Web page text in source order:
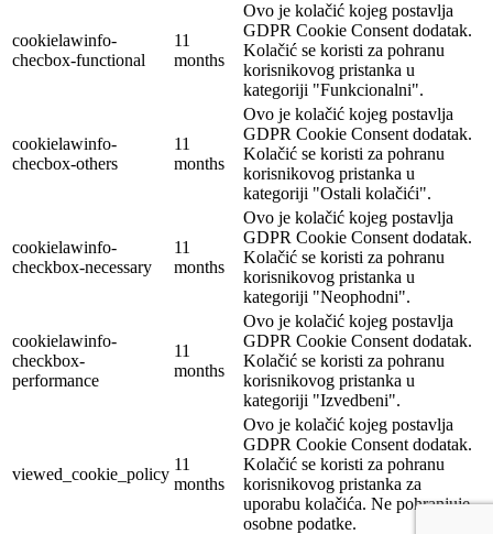
cookielawinfo-
checbox-functional
11
months
Ovo je kolačić kojeg postavlja
GDPR Cookie Consent dodatak.
Kolačić se koristi za pohranu
korisnikovog pristanka u
kategoriji "Funkcionalni".
cookielawinfo-
checbox-others
11
months
Ovo je kolačić kojeg postavlja
GDPR Cookie Consent dodatak.
Kolačić se koristi za pohranu
korisnikovog pristanka u
kategoriji "Ostali kolačići".
cookielawinfo-
checkbox-necessary
11
months
Ovo je kolačić kojeg postavlja
GDPR Cookie Consent dodatak.
Kolačić se koristi za pohranu
korisnikovog pristanka u
kategoriji "Neophodni".
cookielawinfo-
checkbox-
performance
11
months
Ovo je kolačić kojeg postavlja
GDPR Cookie Consent dodatak.
Kolačić se koristi za pohranu
korisnikovog pristanka u
kategoriji "Izvedbeni".
viewed_cookie_policy
11
months
Ovo je kolačić kojeg postavlja
GDPR Cookie Consent dodatak.
Kolačić se koristi za pohranu
korisnikovog pristanka za
uporabu kolačića. Ne pohranjuje
osobne podatke.